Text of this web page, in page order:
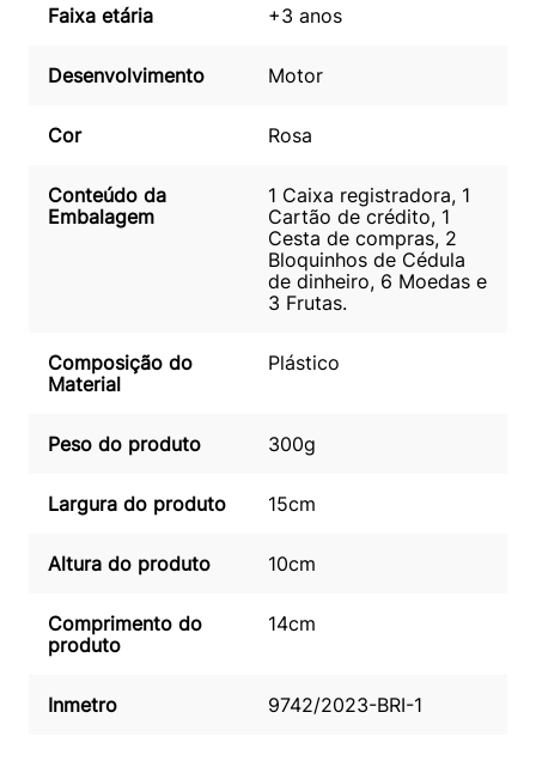
Faixa etária +3 anos
Desenvolvimento Motor
Cor Rosa
Conteúdo da
Embalagem
1 Caixa registradora, 1
Cartão de crédito, 1
Cesta de compras, 2
Bloquinhos de Cédula
de dinheiro, 6 Moedas e
3 Frutas.
Composição do
Material
Plástico
Peso do produto 300g
Largura do produto 15cm
Altura do produto 10cm
Comprimento do
produto
14cm
Inmetro 9742/2023-BRI-1